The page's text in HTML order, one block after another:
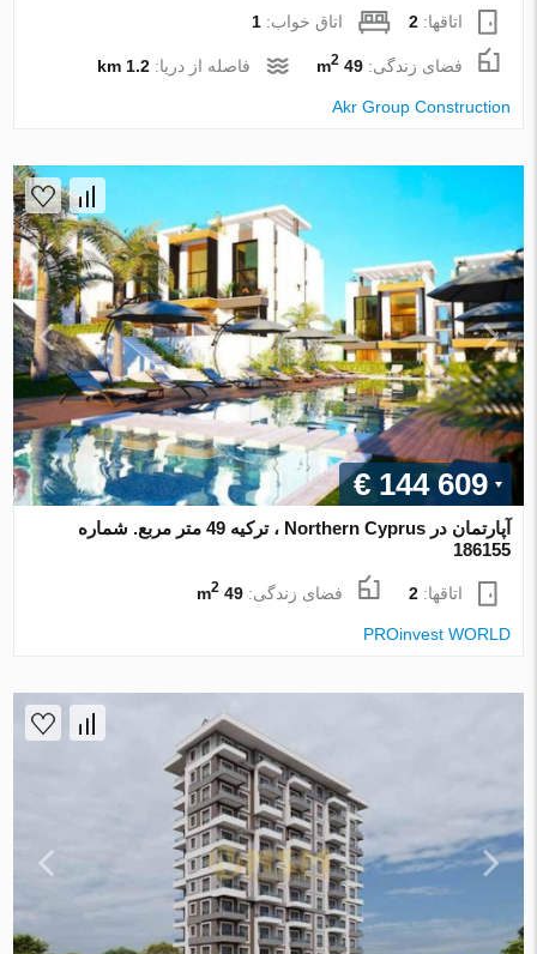
اتاقها:2 اتاق خواب:1
فضای زندگی:49 m
2 فاصله از دریا:1.2 km
Akr Group Construction
€ 144 609
آپارتمان در Northern Cyprus ، ترکیه 49 متر مربع. شماره
186155
اتاقها:2 فضای زندگی:49 m
2
PROinvest WORLD